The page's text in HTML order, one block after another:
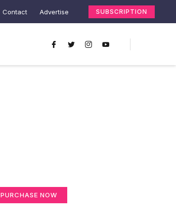
Contact Advertise SUBSCRIPTION
PURCHASE NOW